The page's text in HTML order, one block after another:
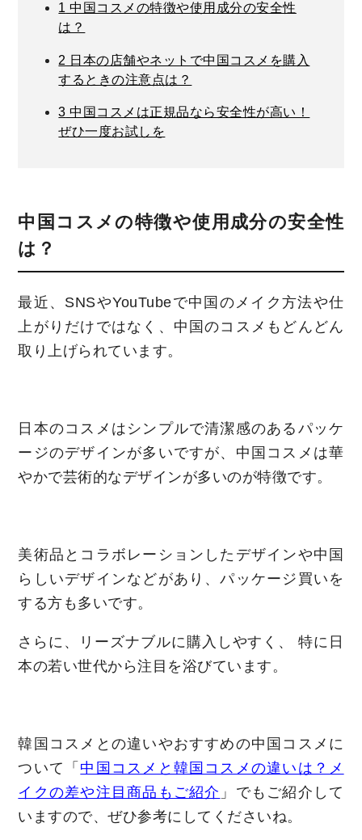
1 中国コスメの特徴や使用成分の安全性
は？
2 日本の店舗やネットで中国コスメを購入
するときの注意点は？
3 中国コスメは正規品なら安全性が高い！
ぜひ一度お試しを
中国コスメの特徴や使用成分の安全性
は？
最近、SNSやYouTubeで中国のメイク方法や仕
上がりだけではなく、中国のコスメもどんどん
取り上げられています。
日本のコスメはシンプルで清潔感のあるパッケ
ージのデザインが多いですが、中国コスメは華
やかで芸術的なデザインが多いのが特徴です。
美術品とコラボレーションしたデザインや中国
らしいデザインなどがあり、パッケージ買いを
する方も多いです。
さらに、リーズナブルに購入しやすく、 特に日
本の若い世代から注目を浴びています。
韓国コスメとの違いやおすすめの中国コスメに
ついて「 中国コスメと韓国コスメの違いは？メ
イクの差や注目商品もご紹介 」でもご紹介して
いますので、ぜひ参考にしてくださいね。